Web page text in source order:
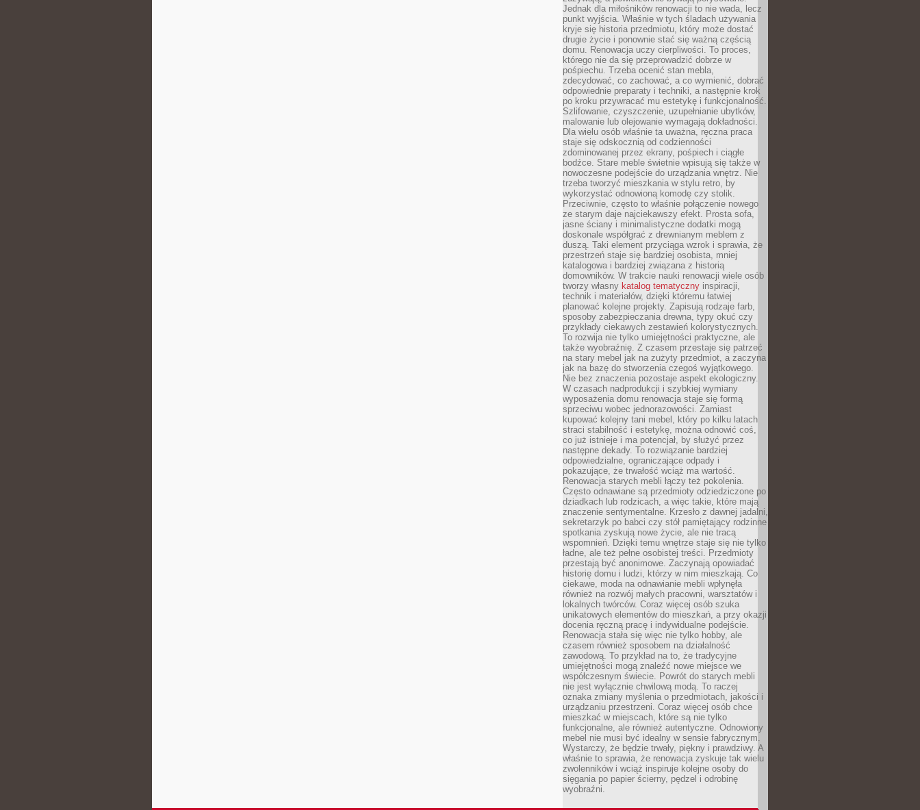
Jednak dla miłośników renowacji to nie wada, lecz
punkt wyjścia. Właśnie w tych śladach używania
kryje się historia przedmiotu, który może dostać
drugie życie i ponownie stać się ważną częścią
domu. Renowacja uczy cierpliwości. To proces,
którego nie da się przeprowadzić dobrze w
pośpiechu. Trzeba ocenić stan mebla,
zdecydować, co zachować, a co wymienić, dobrać
odpowiednie preparaty i techniki, a następnie krok
po kroku przywracać mu estetykę i funkcjonalność.
Szlifowanie, czyszczenie, uzupełnianie ubytków,
malowanie lub olejowanie wymagają dokładności.
Dla wielu osób właśnie ta uważna, ręczna praca
staje się odskocznią od codzienności
zdominowanej przez ekrany, pośpiech i ciągłe
bodźce. Stare meble świetnie wpisują się także w
nowoczesne podejście do urządzania wnętrz. Nie
trzeba tworzyć mieszkania w stylu retro, by
wykorzystać odnowioną komodę czy stolik.
Przeciwnie, często to właśnie połączenie nowego
ze starym daje najciekawszy efekt. Prosta sofa,
jasne ściany i minimalistyczne dodatki mogą
doskonale współgrać z drewnianym meblem z
duszą. Taki element przyciąga wzrok i sprawia, że
przestrzeń staje się bardziej osobista, mniej
katalogowa i bardziej związana z historią
domowników. W trakcie nauki renowacji wiele osób
tworzy własny katalog tematyczny inspiracji,
technik i materiałów, dzięki któremu łatwiej
planować kolejne projekty. Zapisują rodzaje farb,
sposoby zabezpieczania drewna, typy okuć czy
przykłady ciekawych zestawień kolorystycznych.
To rozwija nie tylko umiejętności praktyczne, ale
także wyobraźnię. Z czasem przestaje się patrzeć
na stary mebel jak na zużyty przedmiot, a zaczyna
jak na bazę do stworzenia czegoś wyjątkowego.
Nie bez znaczenia pozostaje aspekt ekologiczny.
W czasach nadprodukcji i szybkiej wymiany
wyposażenia domu renowacja staje się formą
sprzeciwu wobec jednorazowości. Zamiast
kupować kolejny tani mebel, który po kilku latach
straci stabilność i estetykę, można odnowić coś,
co już istnieje i ma potencjał, by służyć przez
następne dekady. To rozwiązanie bardziej
odpowiedzialne, ograniczające odpady i
pokazujące, że trwałość wciąż ma wartość.
Renowacja starych mebli łączy też pokolenia.
Często odnawiane są przedmioty odziedziczone po
dziadkach lub rodzicach, a więc takie, które mają
znaczenie sentymentalne. Krzesło z dawnej jadalni,
sekretarzyk po babci czy stół pamiętający rodzinne
spotkania zyskują nowe życie, ale nie tracą
wspomnień. Dzięki temu wnętrze staje się nie tylko
ładne, ale też pełne osobistej treści. Przedmioty
przestają być anonimowe. Zaczynają opowiadać
historię domu i ludzi, którzy w nim mieszkają. Co
ciekawe, moda na odnawianie mebli wpłynęła
również na rozwój małych pracowni, warsztatów i
lokalnych twórców. Coraz więcej osób szuka
unikatowych elementów do mieszkań, a przy okazji
docenia ręczną pracę i indywidualne podejście.
Renowacja stała się więc nie tylko hobby, ale
czasem również sposobem na działalność
zawodową. To przykład na to, że tradycyjne
umiejętności mogą znaleźć nowe miejsce we
współczesnym świecie. Powrót do starych mebli
nie jest wyłącznie chwilową modą. To raczej
oznaka zmiany myślenia o przedmiotach, jakości i
urządzaniu przestrzeni. Coraz więcej osób chce
mieszkać w miejscach, które są nie tylko
funkcjonalne, ale również autentyczne. Odnowiony
mebel nie musi być idealny w sensie fabrycznym.
Wystarczy, że będzie trwały, piękny i prawdziwy. A
właśnie to sprawia, że renowacja zyskuje tak wielu
zwolenników i wciąż inspiruje kolejne osoby do
sięgania po papier ścierny, pędzel i odrobinę
wyobraźni.